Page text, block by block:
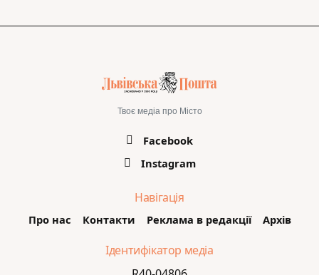
Твоє медіа про Місто
Facebook
Instagram
Навігація
Про нас Контакти Реклама в редакції Архів
Ідентифікатор медіа